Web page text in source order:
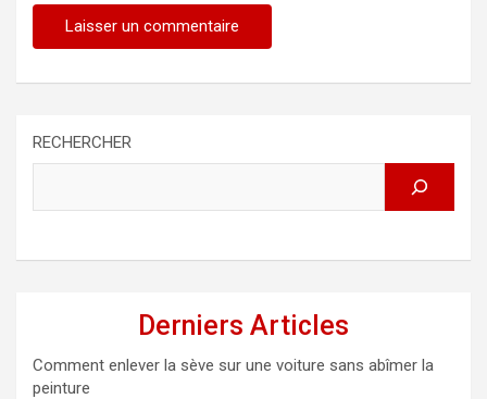
RECHERCHER
Derniers Articles
Comment enlever la sève sur une voiture sans abîmer la
peinture